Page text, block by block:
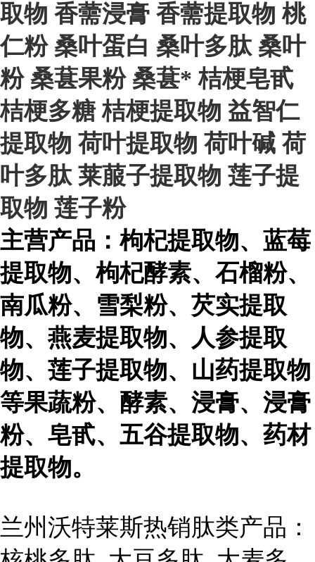
取物 香薷浸膏 香薷提取物 桃
仁粉 桑叶蛋白 桑叶多肽 桑叶
粉 桑葚果粉 桑葚* 桔梗皂甙
桔梗多糖 桔梗提取物 益智仁
提取物 荷叶提取物 荷叶碱 荷
叶多肽 莱菔子提取物 莲子提
取物 莲子粉
主营产品：枸杞提取物、蓝莓
提取物、枸杞酵素、石榴粉、
南瓜粉、雪梨粉、芡实提取
物、燕麦提取物、人参提取
物、莲子提取物、山药提取物
等果蔬粉、酵素、浸膏、浸膏
粉、皂甙、五谷提取物、药材
提取物。
兰州沃特莱斯热销肽类产品：